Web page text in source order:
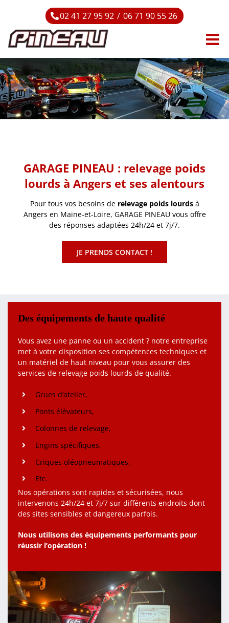
02 41 27 95 92 / 06 71 90 55 26
GARAGE PINEAU : relevage poids
lourds à Angers et ses alentours
Pour tous vos besoins de relevage poids lourdsà
Angers en Maine-et-Loire, GARAGE PINEAU vous offre
des réponses adaptées 24h/24 et 7j/7.
JE PRENDS CONTACT !
Des équipements de haute qualité
Vous avez une panne ou un accident ? notre entreprise
met à votre disposition ses compétences techniques et
un matériel de haut niveau pour vous assurer des
services de relevage poids lourds de qualité.
Grues d’atelier,
Ponts élévateurs,
Colonnes de relevage,
Engins spécifiques,
Criques oléopneumatiques,
Etc.
Nos opérations sont rapides et sécurisées, nous
intervenons 24h/24 et 7j/7 sur différents endroits dont
des sites sensibles et dangereux parfois.
Nous utilisons des équipements performants pour
réussir l’opération !